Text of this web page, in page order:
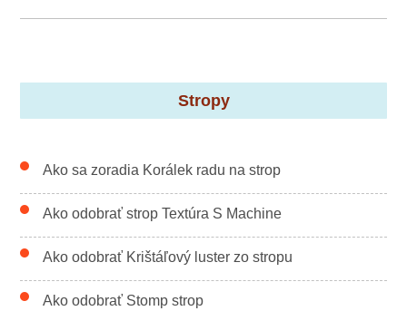
Stropy
Ako sa zoradia Korálek radu na strop
Ako odobrať strop Textúra S Machine
Ako odobrať Krištáľový luster zo stropu
Ako odobrať Stomp strop